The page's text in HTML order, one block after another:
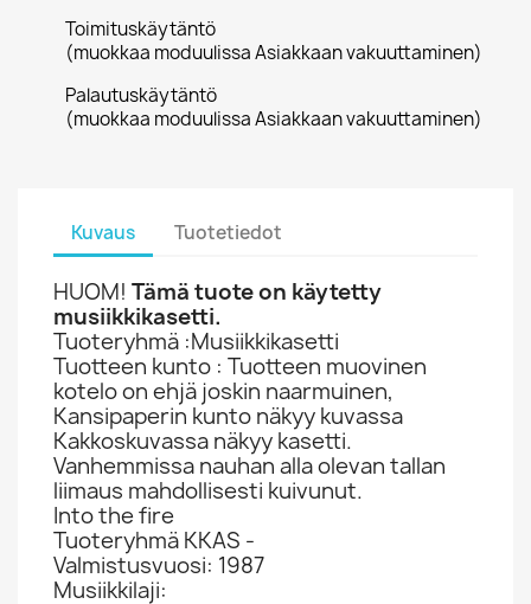
Toimituskäytäntö
(muokkaa moduulissa Asiakkaan vakuuttaminen)
Palautuskäytäntö
(muokkaa moduulissa Asiakkaan vakuuttaminen)
Kuvaus Tuotetiedot
HUOM! Tämä tuote on käytetty
musiikkikasetti.
Tuoteryhmä :Musiikkikasetti
Tuotteen kunto : Tuotteen muovinen
kotelo on ehjä joskin naarmuinen,
Kansipaperin kunto näkyy kuvassa
Kakkoskuvassa näkyy kasetti.
Vanhemmissa nauhan alla olevan tallan
liimaus mahdollisesti kuivunut.
Into the fire
Tuoteryhmä KKAS -
Valmistusvuosi: 1987
Musiikkilaji: